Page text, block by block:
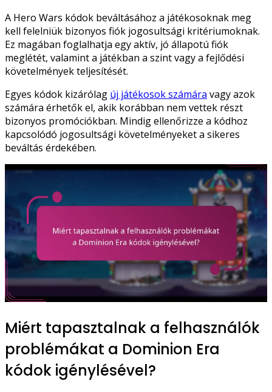
A Hero Wars kódok beváltásához a játékosoknak meg
kell felelniük bizonyos fiók jogosultsági kritériumoknak.
Ez magában foglalhatja egy aktív, jó állapotú fiók
meglétét, valamint a játékban a szint vagy a fejlődési
követelmények teljesítését.
Egyes kódok kizárólag új játékosok számára vagy azok
számára érhetők el, akik korábban nem vettek részt
bizonyos promóciókban. Mindig ellenőrizze a kódhoz
kapcsolódó jogosultsági követelményeket a sikeres
beváltás érdekében.
Miért tapasztalnak a felhasználók
problémákat a Dominion Era
kódok igénylésével?